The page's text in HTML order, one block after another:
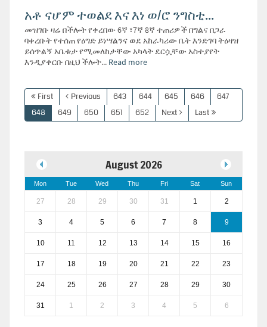
አቶ ናሆም ተወልደ እና እነ ወ/ሮ ንግስቲ...
መዝገቡ ዛሬ በችሎት የቀረበው 6ኛ ፣7ኛ 8ኛ ተጠሪዎች በግልና በጋራ
ባቀረቡት የተሰጠ የዕግድ ይነሣልንና ወደ አከራካሪው ቤት እንድገባ ትዕዛዝ
ይሰጥልኝ አቤቱታ የሚመለከታቸው አካላት ደርሷቸው አስተያየት
እንዲያቀርቡ በዚህ ችሎት... Read more
First Previous 643 644 645 646
647
648
649 650 651 652 Next Last
August 2026
Mon Tue Wed Thu Fri Sat Sun
27 28 29 30 31 1 2
3 4 5 6 7 8 9
10 11 12 13 14 15 16
17 18 19 20 21 22 23
24 25 26 27 28 29 30
31 1 2 3 4 5 6